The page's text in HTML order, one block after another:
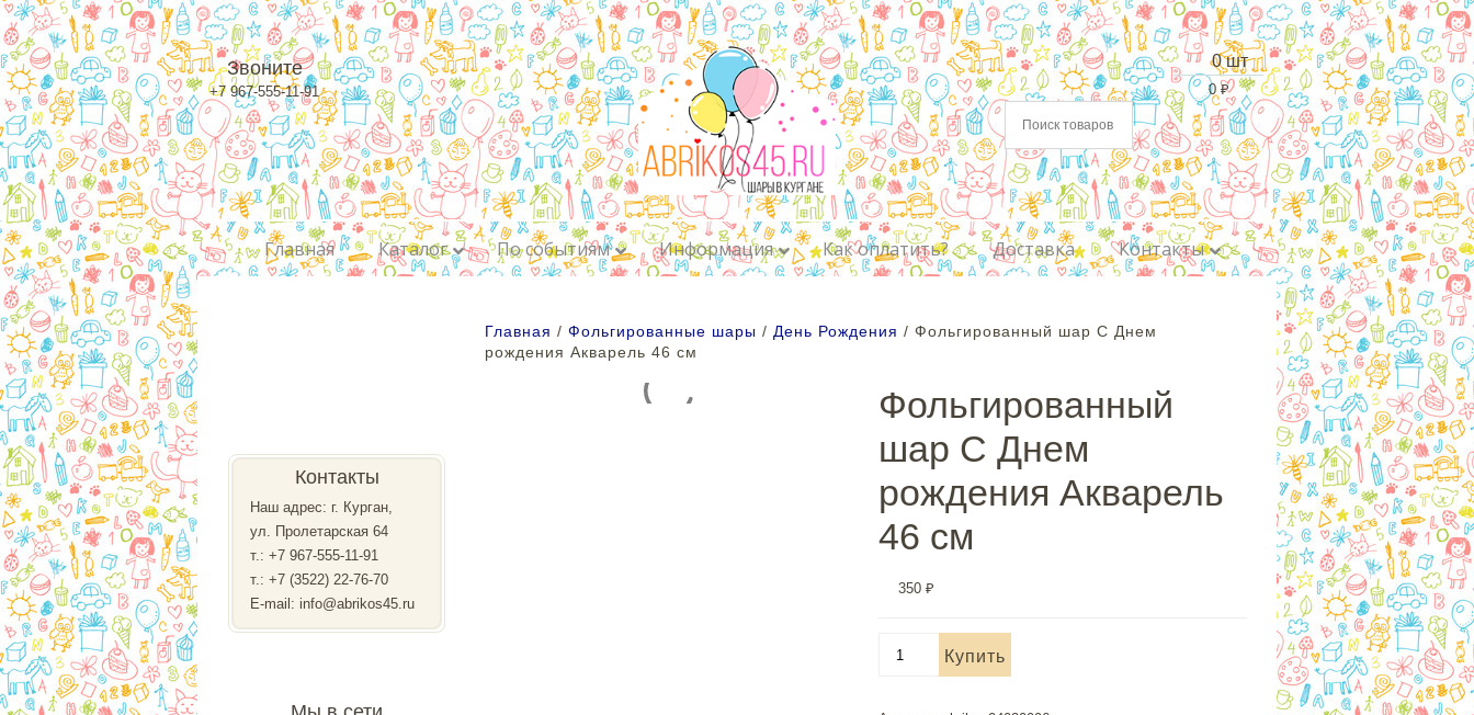
0 шт
0₽
Звоните
+7 967-555-11-91
Главная Каталог По событиям Информация Как оплатить? Доставка Контакты
Главная / Фольгированные шары / День Рождения / Фольгированный шар С Днем
рождения Акварель 46 см
Фольгированный
шар С Днем
рождения Акварель
46 см
350 ₽
товара
Купить
Контакты
Наш адрес: г. Курган,
ул. Пролетарская 64
т.: +7 967-555-11-91
т.: +7 (3522) 22-76-70
E-mail: info@abrikos45.ru